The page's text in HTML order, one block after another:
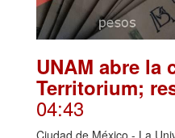
UNAM abre la
Territorium;
04:43